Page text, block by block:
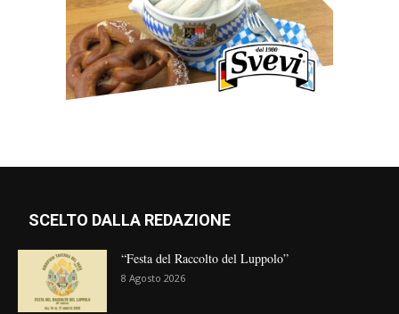
SCELTO DALLA REDAZIONE
“Festa del Raccolto del Luppolo”
8 Agosto 2026